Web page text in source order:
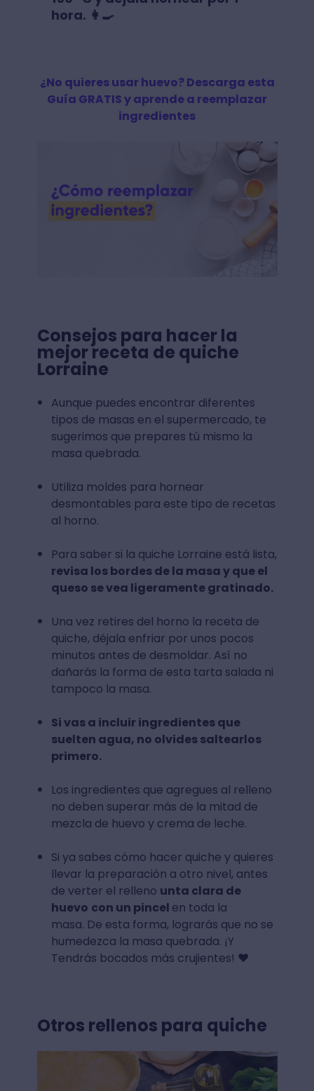
hora. 👩‍🍳
¿No quieres usar huevo? Descarga esta
Guía GRATIS y aprende a reemplazar
ingredientes
Consejos para hacer la
mejor receta de quiche
Lorraine
Aunque puedes encontrar diferentes
tipos de masas en el supermercado, te
sugerimos que prepares tú mismo la
masa quebrada.
Utiliza moldes para hornear
desmontables para este tipo de recetas
al horno.
Para saber si la quiche Lorraine está lista,
revisa los bordes de la masa y que el
queso se vea ligeramente gratinado.
Una vez retires del horno la receta de
quiche, déjala enfriar por unos pocos
minutos antes de desmoldar. Así no
dañarás la forma de esta tarta salada ni
tampoco la masa.
Si vas a incluir ingredientes que
suelten agua, no olvides saltearlos
primero.
Los ingredientes que agregues al relleno
no deben superar más de la mitad de
mezcla de huevo y crema de leche.
Si ya sabes cómo hacer quiche y quieres
llevar la preparación a otro nivel, antes
de verter el relleno unta clara de
huevo con un pincel en toda la
masa. De esta forma, lograrás que no se
humedezca la masa quebrada. ¡Y
Tendrás bocados más crujientes! ❤️
Otros rellenos para quiche